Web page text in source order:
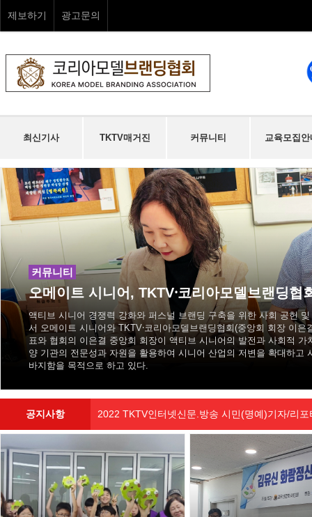
제보하기 광고문의
최신기사 TKTV매거진 커뮤니티 교육모집안
커뮤니티
텔런트 이정길님 아오스 파크골프 본사 방문
한국 프로파크골프협회장이시기도한 이 정길님께서 아오스 파크골
션 모델을 보면서 특별하고 훌륭하다고 극찬을 하였다. 레볼루션은
작업으로 디자인을 하여 세상에 하나뿐인 나만의 파크골프채라고 류
생산하는 아오스 파크골프는 연구개발을 중점적으로 하며 각종 정부
도 있으며 2025년 초 대구 경북
공지사항 2022 TKTV인터넷신문.방송 시민(명예)기자/리포
이태원 참사 희생자와 가족분들께 깊은 애도와